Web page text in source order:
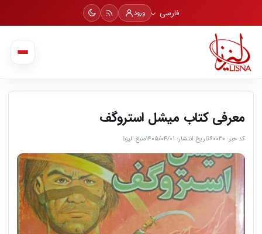
فارسی ورود
معرفی کتاب میشل استروگف
کد خبر: ۶۰۰۳۰ تاریخ انتشار: ۱۴۰۵/۰۴/۰۱ منبع: لیزنا